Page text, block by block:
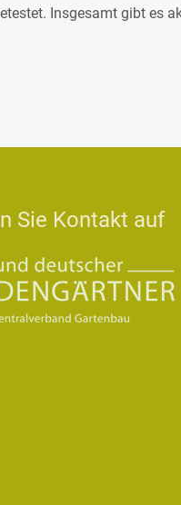
Insgesamt gibt es
Sie Kontakt auf